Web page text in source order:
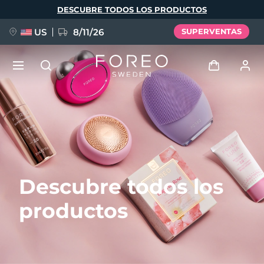
Descubre todos los
productos
DESCUBRE TODOS LOS PRODUCTOS
US 8/11/26 SUPERVENTAS
Iniciar sesión
Perfil de usuario
Mis dispositivos
Mis pedidos
Mis direcciones
NUEVO
FAQ™ Pure Beauty-Tech Elixir
BREAKING NEWS
Idioma
English Deutsch
Español
Français
Italiano
Português
Svenska
Русский
Türkçe
繁體中文